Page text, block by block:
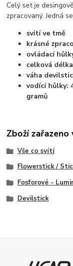
Celý set je
zpracovaný. Jedná
svítí ve tmě
krásné
ovládací
celková
váha
vodící hůlky:
gramů
Zboží
Vše co svítí
Flowerstick /
Fosforové -
Devilstick